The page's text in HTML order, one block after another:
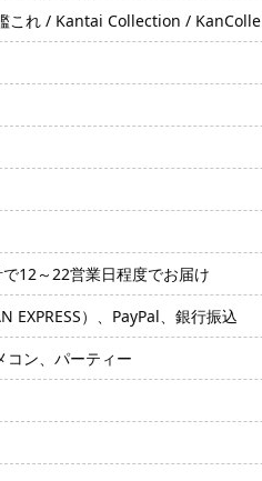
これ / Kantai Collection / KanColle
12～22営業日程度でお届け
EXPRESS）、PayPal、銀行振込
コン、パーティー